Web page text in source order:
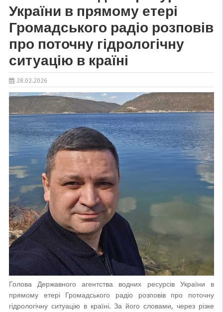
України в прямому етері
Громадського радіо розповів
про поточну гідрологічну
ситуацію в країні
28.02.2026
Голова Державного агентства водних ресурсів України в
прямому етері Громадського радіо розповів про поточну
гідрологічну ситуацію в країні. За його словами, через різке